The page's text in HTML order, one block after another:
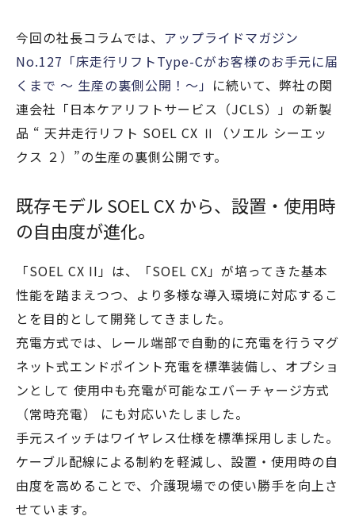
今回の社長コラムでは、 アップライドマガジン
No.127「床走行リフトType-Cがお客様のお手元に届
くまで ～ 生産の裏側公開！～」 に続いて、弊社の関
連会社「日本ケアリフトサービス（JCLS）」の新製
品 “ 天井走行リフト SOEL CX Ⅱ（ソエル シーエッ
クス ２）”の生産の裏側公開です。
既存モデル SOEL CX から、設置・使用時
の自由度が進化。
「SOEL CX II」は、「SOEL CX」が培ってきた基本
性能を踏まえつつ、より多様な導入環境に対応するこ
とを目的として開発してきました。
充電方式では、レール端部で自動的に充電を行うマグ
ネット式エンドポイント充電を標準装備し、オプショ
ンとして 使用中も充電が可能なエバーチャージ方式
（常時充電） にも対応いたしました。
手元スイッチはワイヤレス仕様を標準採用しました。
ケーブル配線による制約を軽減し、設置・使用時の自
由度を高めることで、介護現場での使い勝手を向上さ
せています。